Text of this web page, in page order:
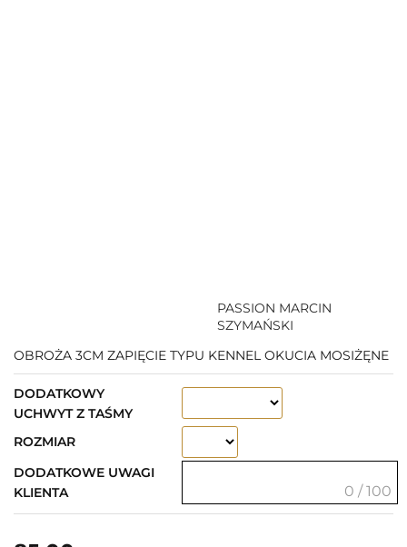
PASSION MARCIN
SZYMAŃSKI
OBROŻA 3CM ZAPIĘCIE TYPU KENNEL OKUCIA MOSIŻĘNE
DODATKOWY
UCHWYT Z TAŚMY
ROZMIAR
DODATKOWE UWAGI
KLIENTA
0 / 100